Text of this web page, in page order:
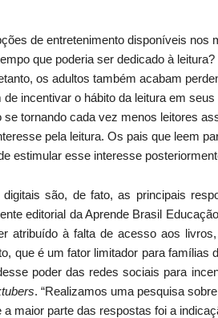
de entretenimento disponíveis nos
que poderia ser dedicado à
, os adultos também acabam
de incentivar o hábito da leitura em
se tornando cada vez menos leitores
pela leitura. Os pais que leem
estimular esse interesse
são, de fato, as principais
editorial da Aprende Brasil
atribuído à falta de acesso aos
que é um fator limitador para famílias
poder das redes sociais para
. “Realizamos uma pesquisa
a maior parte das respostas foi a